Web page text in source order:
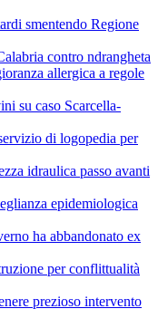
smentendo Regione
contro ndrangheta
allergica a regole
su caso Scarcella-
di logopedia per
idraulica passo avanti
epidemiologica
ha abbandonato ex
per conflittualità
prezioso intervento